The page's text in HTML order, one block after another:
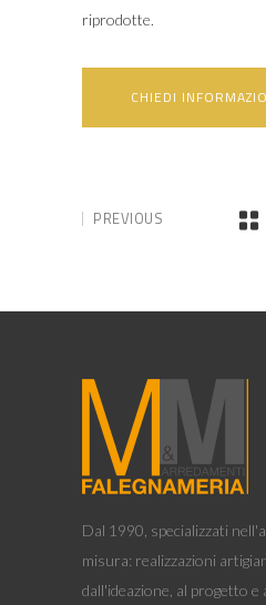
riprodotte.
CHIEDI
PREVIOUS
Dal 1990, specializzati
misura: realizzazioni
dall'ideazione, al progetto e